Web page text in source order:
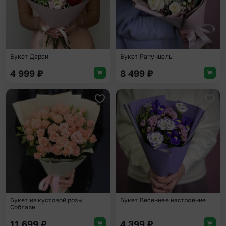
Букет Дарси
4 999 ₽
Букет Рапунцель
8 499 ₽
Добавить в избранное
Букет из кустовой розы
Соблазн
Букет Весеннее настроение